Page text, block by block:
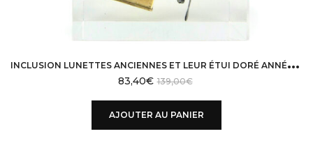
I
NCLUSION LUNETTES ANCIENNES ET LEUR ÉTUI DORÉ ANNÉES 60/70 FRANCE
139,00€
83,40€
AJOUTER AU PANIER